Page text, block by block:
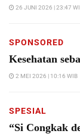
26 JUNI 2026 | 23:47
SPONSORED
Kesehatan
2 MEI 2026 | 10:16 WIB
SPESIAL
“Si Congkak